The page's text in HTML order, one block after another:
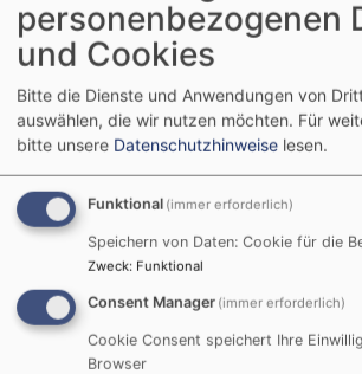
Bildrechte beim Autor
Ost gehören die drei Kirchspiele
und Nessa, zu denen wiederum
gehören. Diese Kirchen sind zum
Jahrhunderte alt. Drei dieser
besuchen.
Weiterlesen
über
Zu
Weißenfels
personenbezogenen
und Cookies
Bitte die Dienste und Anwendungen von
auswählen, die wir nutzen möchten. Für
bitte unsere Datenschutzhinweise lesen.
Funktional (immer erforderlich)
Speichern von Daten: Cookie für die
Zweck: Funktional
Consent Manager (immer erforderlich)
Cookie Consent speichert Ihre
Browser